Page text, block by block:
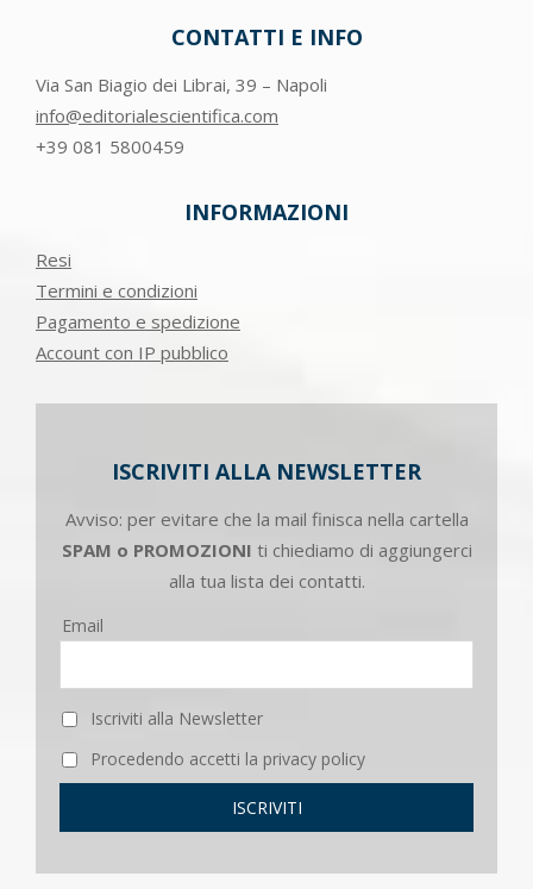
CONTATTI E INFO
Via San Biagio dei Librai, 39 – Napoli
info@editorialescientifica.com
+39 081 5800459
INFORMAZIONI
Resi
Termini e condizioni
Pagamento e spedizione
Account con IP pubblico
ISCRIVITI ALLA NEWSLETTER
Avviso: per evitare che la mail finisca nella cartella
SPAM o PROMOZIONI ti chiediamo di aggiungerci
alla tua lista dei contatti.
Email
Iscriviti alla Newsletter
Procedendo accetti la privacy policy